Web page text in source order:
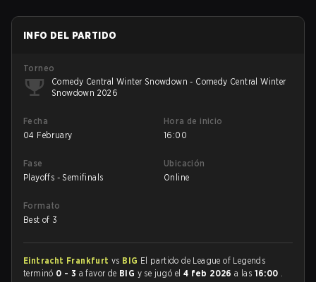
INFO DEL PARTIDO
Torneo
Comedy Central Winter Snowdown - Comedy Central Winter
Snowdown 2026
Fecha
04 February
Hora de inicio
16:00
Fase
Playoffs - Semifinals
Ubicación
Online
Formato
Best of 3
Eintracht Frankfurt vs BIG El partido de League of Legends
terminó 0 - 3 a favor de BIG y se jugó el 4 feb 2026a las 16:00 .